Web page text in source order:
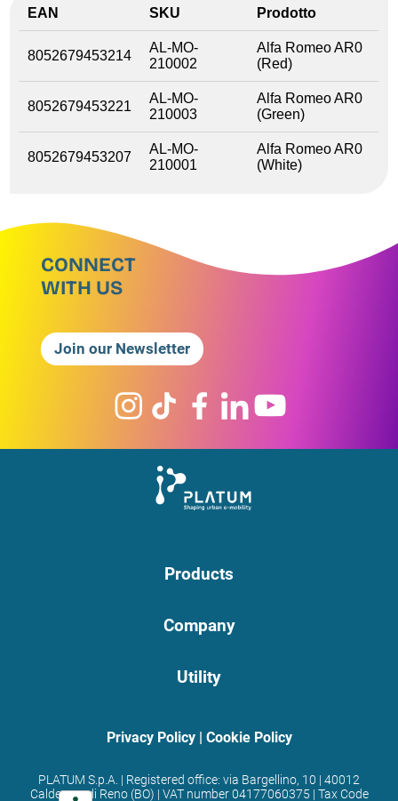
EAN SKU Prodotto
8052679453214
AL-MO-
210002
Alfa Romeo AR0
(Red)
8052679453221
AL-MO-
210003
Alfa Romeo AR0
(Green)
8052679453207
AL-MO-
210001
Alfa Romeo AR0
(White)
CONNECT
WITH US
Join our Newsletter
Products
Company
Utility
Privacy Policy| Cookie Policy
PLATUM S.p.A. | Registered office: via Bargellino, 10 | 40012
Calderara di Reno (BO) | VAT number 04177060375 | Tax Code